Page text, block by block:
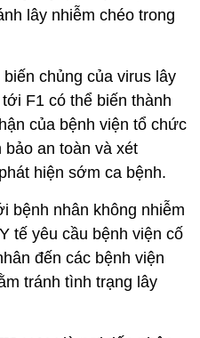
an toàn và xét
hiện sớm ca bệnh.
bệnh nhân không nhiễm
tế yêu cầu bệnh viện cố
đến các bệnh viện
tránh tình trạng lây
là nơi tiếp nhận
19 nặng. Hiện
94 trường hợp mắc
viên dương tính). Trong
đã điều trị từ các